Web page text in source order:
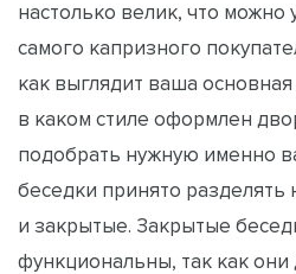
настолько велик, что можно
самого капризного
как выглядит ваша
в каком стиле оформлен
подобрать нужную именно
беседки принято разделять
и закрытые. Закрытые
функциональны, так как